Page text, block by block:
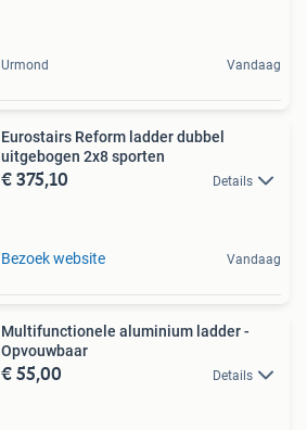
Urmond Vandaag
Eurostairs Reform ladder dubbel
uitgebogen 2x8 sporten
€ 375,10 Details
Bezoek website Vandaag
Multifunctionele aluminium ladder -
Opvouwbaar
€ 55,00 Details